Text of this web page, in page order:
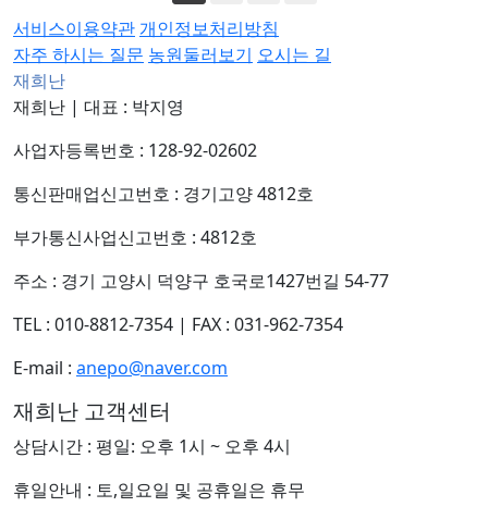
서비스이용약관 개인정보처리방침
자주 하시는 질문 농원둘러보기 오시는 길
재희난
재희난 | 대표 : 박지영
사업자등록번호 : 128-92-02602
통신판매업신고번호 : 경기고양 4812호
부가통신사업신고번호 : 4812호
주소 : 경기 고양시 덕양구 호국로1427번길 54-77
TEL : 010-8812-7354 | FAX : 031-962-7354
E-mail : anepo@naver.com
재희난 고객센터
상담시간 : 평일: 오후 1시 ~ 오후 4시
휴일안내 : 토,일요일 및 공휴일은 휴무